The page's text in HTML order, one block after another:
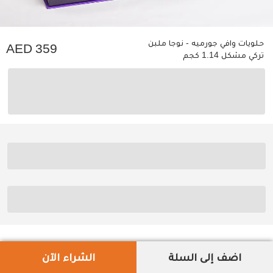
حلويات وافي جورميه - نوجا ملبن
تركي مشكل 1.14 كجم
359
اضف إلى السلة الشراء الآن